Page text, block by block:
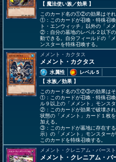
【 魔法使い族／効果 】
このカード名の①②の効果はそれ
①：このカードが召喚・特殊召
ト・エンウィッチ」以外の「メ
②：自分の墓地のレベル２以下
動できる。自分フィールドの「
ンスターを特殊召喚する。
メメント・カクタス
メメント・カクタス
水属性
レベル 5
【 水族／効果 】
このカード名の①②③の効果はそ
①：このカードが召喚・特殊召
ル９以上の「メメント」モンス
②：このカードが効果で破壊さ
状態の「メメント」カード１枚
加える。
③：このカードが墓地に存在す
示）の「メメント」モンスター
このカードを特殊召喚する。
メメント・クレニアム・バースト
メメント・クレニアム・バ